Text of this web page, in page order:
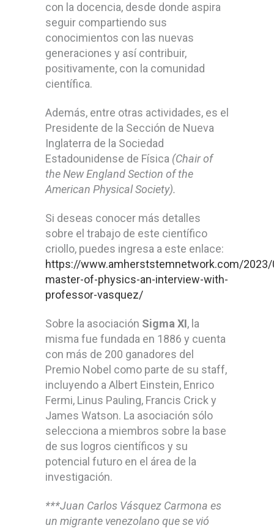
con la docencia, desde donde aspira
seguir compartiendo sus
conocimientos con las nuevas
generaciones y así contribuir,
positivamente, con la comunidad
científica.
Además, entre otras actividades, es el
Presidente de la Sección de Nueva
Inglaterra de la Sociedad
Estadounidense de Física (Chair of
the New England Section of the
American Physical Society).
Si deseas conocer más detalles
sobre el trabajo de este científico
criollo, puedes ingresa a este enlace:
https://www.amherststemnetwork.com/
master-of-physics-an-interview-with-
professor-vasquez/
Sobre la asociación Sigma XI, la
misma fue fundada en 1886 y cuenta
con más de 200 ganadores del
Premio Nobel como parte de su staff,
incluyendo a Albert Einstein, Enrico
Fermi, Linus Pauling, Francis Crick y
James Watson. La asociación sólo
selecciona a miembros sobre la base
de sus logros científicos y su
potencial futuro en el área de la
investigación.
***Juan Carlos Vásquez Carmona es
un migrante venezolano que se vió